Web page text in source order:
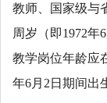
教师、国家级与
周岁（即1972年
教学岗位年龄应
年6月2日期间出